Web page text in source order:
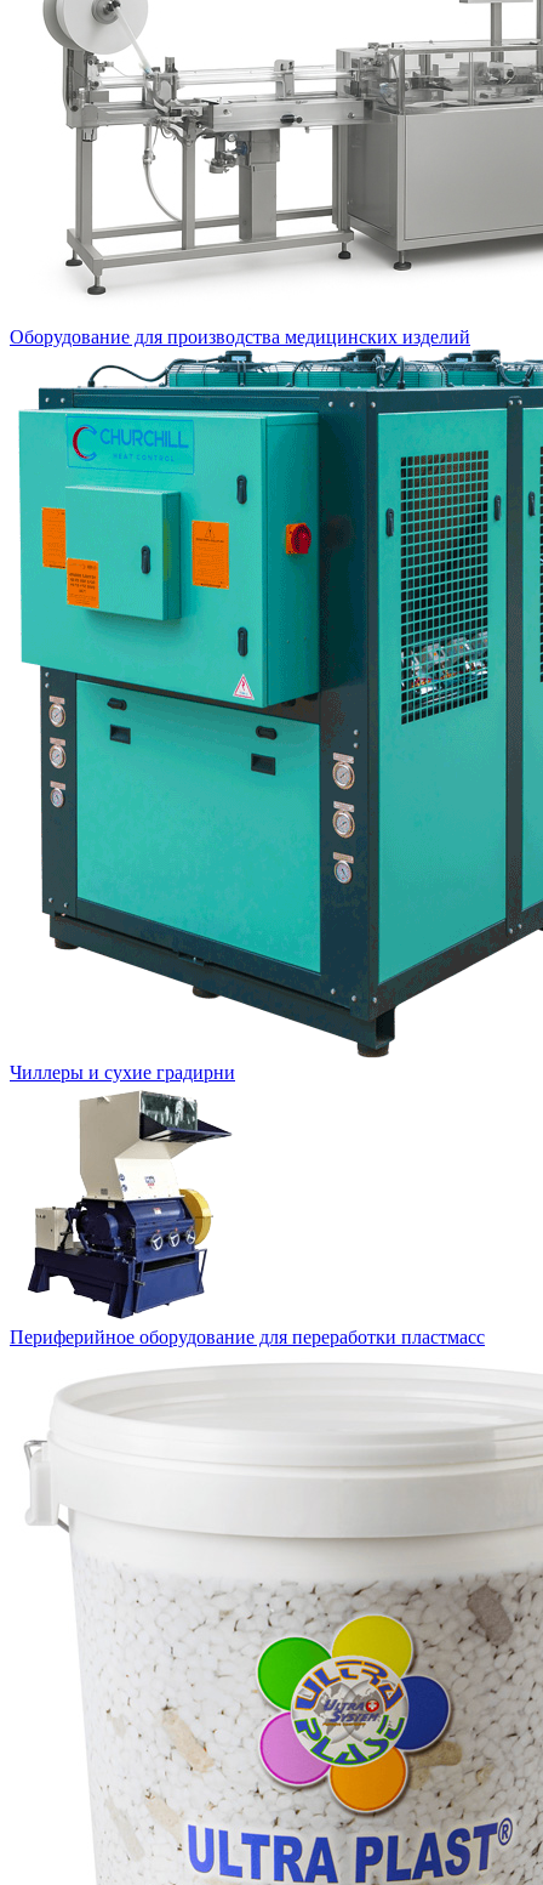
Оборудование для производства медицинских изделий
Чиллеры и сухие градирни
Периферийное оборудование для переработки пластмасс